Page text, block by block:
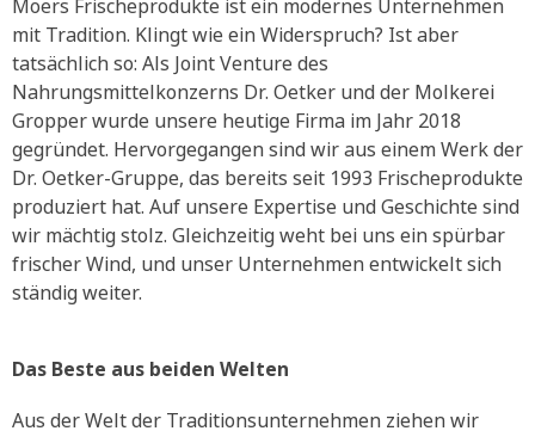
Moers Frischeprodukte ist ein modernes Unternehmen
mit Tradition. Klingt wie ein Widerspruch? Ist aber
tatsächlich so: Als Joint Venture des
Nahrungsmittelkonzerns Dr. Oetker und der Molkerei
Gropper wurde unsere heutige Firma im Jahr 2018
gegründet. Hervorgegangen sind wir aus einem Werk der
Dr. Oetker-Gruppe, das bereits seit 1993 Frischeprodukte
produziert hat. Auf unsere Expertise und Geschichte sind
wir mächtig stolz. Gleichzeitig weht bei uns ein spürbar
frischer Wind, und unser Unternehmen entwickelt sich
ständig weiter.
Das Beste aus beiden Welten
Aus der Welt der Traditionsunternehmen ziehen wir